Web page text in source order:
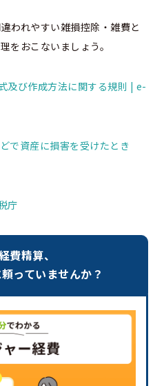
われやすい雑損控除・雑費と
をおこないましょう。
及び作成方法に関する規則 | e-
で資産に損害を受けたとき
庁
費精算、
っていませんか？